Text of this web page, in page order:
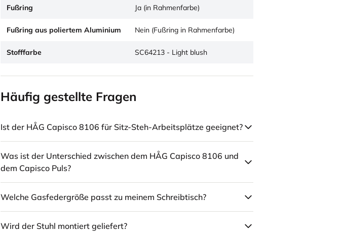
Fußring Ja (in Rahmenfarbe)
Fußring aus poliertem Aluminium Nein (Fußring in Rahmenfarbe)
Stofffarbe SC64213 - Light blush
Häufig gestellte Fragen
Ist der HÅG Capisco 8106 für Sitz-Steh-Arbeitsplätze geeignet?
Was ist der Unterschied zwischen dem HÅG Capisco 8106 und
dem Capisco Puls?
Welche Gasfedergröße passt zu meinem Schreibtisch?
Wird der Stuhl montiert geliefert?